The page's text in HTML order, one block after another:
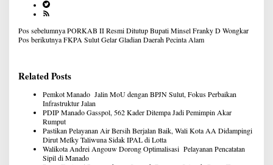
Navigasi
pos
Pos sebelumnyaPORKAB II Resmi Ditutup Bupati Minsel Franky D Wongkar
Pos berikutnyaFKPA Sulut Gelar Gladian Daerah Pecinta Alam
Related Posts
Pemkot Manado Jalin MoU dengan BPJN Sulut, Fokus Perbaikan
Infrastruktur Jalan
PDIP Manado Gasspol, 562 Kader Ditempa Jadi Pemimpin Akar
Rumput
Pastikan Pelayanan Air Bersih Berjalan Baik, Wali Kota AA Didampingi
Dirut Melky Taliwuna Sidak IPAL di Lotta
Walikota Andrei Angouw Dorong Optimalisasi Pelayanan Pencatatan
Sipil di Manado